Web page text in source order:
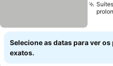
Selecione as datas para ver
exatos.